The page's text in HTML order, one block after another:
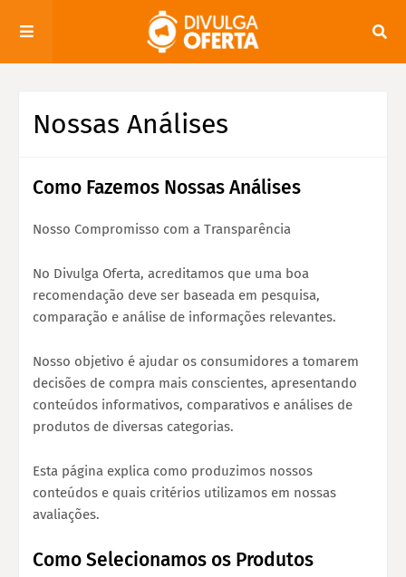
Nossas Análises
Como Fazemos Nossas Análises
Nosso Compromisso com a Transparência
No Divulga Oferta, acreditamos que uma boa
recomendação deve ser baseada em pesquisa,
comparação e análise de informações relevantes.
Nosso objetivo é ajudar os consumidores a tomarem
decisões de compra mais conscientes, apresentando
conteúdos informativos, comparativos e análises de
produtos de diversas categorias.
Esta página explica como produzimos nossos
conteúdos e quais critérios utilizamos em nossas
avaliações.
Como Selecionamos os Produtos